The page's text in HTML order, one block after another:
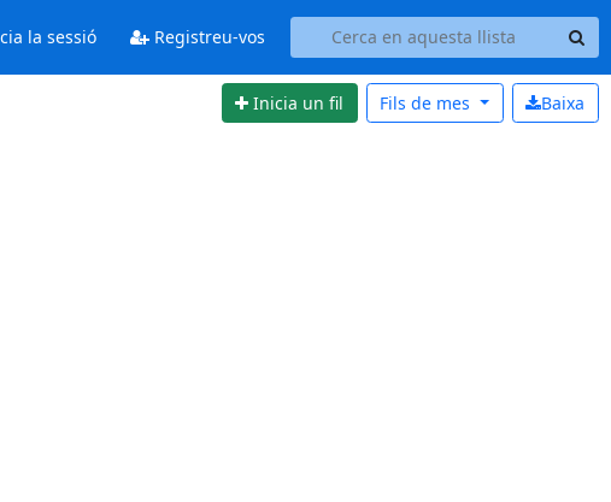
la sessió Registreu-vos
Inicia un fil Baixa
Fils de mes